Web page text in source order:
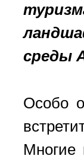
среды
Особо
Многие